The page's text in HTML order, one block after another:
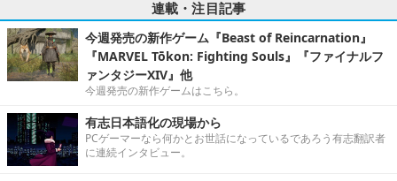
連載・注目記事
今週発売の新作ゲーム『Beast of Reincarnation』
『MARVEL Tōkon: Fighting Souls』『ファイナルフ
ァンタジーXIV』他
今週発売の新作ゲームはこちら。
有志日本語化の現場から
PCゲーマーなら何かとお世話になっているであろう有志翻訳者
に連続インタビュー。